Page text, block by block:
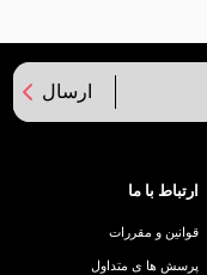
ارسال
ارتباط با ما
قوانین و مقررات
پرسش ها ی متداول